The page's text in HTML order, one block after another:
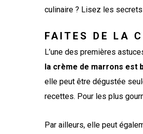
culinaire ? Lisez les
FAITES DE LA
L’une des premières
la crème de marrons est
elle peut être dégustée
recettes. Pour les plus
Par ailleurs, elle peut